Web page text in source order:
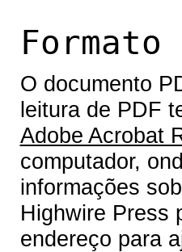
O documento
leitura de PDF
Adobe Acrobat
computador,
informações
Highwire Press
endereço para